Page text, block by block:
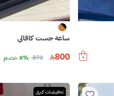
ساعة جست كافالي
800
870 8% خصم
تخفيضات كبرى